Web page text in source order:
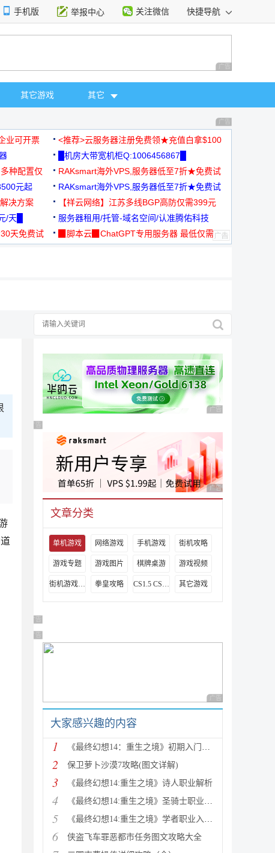
手机版 举报中心 关注微信 快捷导航
选择 广告 商业广告，理
其它游戏 其它
广告 商业广告，理
业可开票
<推荐>云服务器注册免费领★充值白拿$100
█机房大带宽机柜Q:1006456867█
种配置仅
RAKsmart海外VPS,服务器低至7折★免费试
用★
元起
RAKsmart海外VPS,服务器低至7折★免费试
用★
决方案
【祥云网络】江苏多线BGP高防仅需399元
/天█
服务器租用/托管-域名空间/认准腾佑科技
天免费试
▉脚本云▉ChatGPT专用服务器 最低仅需
广告 商业广告，理性
广告 商业广告，理性选择
广告 商业广告，理性
文章分类
单机游戏 网络游戏 手机游戏 街机攻略
游戏专题 游戏图片 棋牌桌游 游戏视频
街机游戏出招表 拳皇攻略 CS1.5 CS1.6攻略 其它游戏
广告 商业广告，理性选择
广告 商业广告，理性选择
广告 商业广告，理性
大家感兴趣的内容
1 《最终幻想14：重生之境》初期入门指南
2 保卫萝卜沙漠7攻略(图文详解)
3 《最终幻想14:重生之境》诗人职业解析
4 《最终幻想14:重生之境》圣骑士职业解析
5 《最终幻想14:重生之境》学者职业入门指南
6 侠盗飞车罪恶都市任务图文攻略大全